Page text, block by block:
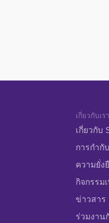
เกี่ยวกับเรา
เกี่ยวกับ
การกำกั
ความยั่ง
กิจกรรม
ข่าวสาร
ร่วมงาน